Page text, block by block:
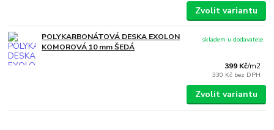
Zvolit variantu
POLYKARBONÁTOVÁ DESKA EXOLON
KOMOROVÁ 10 mm ŠEDÁ
399 Kč/m2
330 Kč bez DPH
skladem u dodavatele
Zvolit variantu